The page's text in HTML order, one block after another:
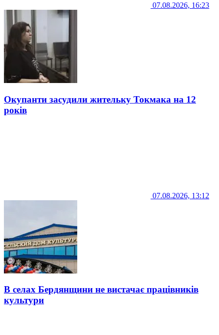
07.08.2026, 16:23
Окупанти засудили жительку Токмака на 12
років
07.08.2026, 13:12
В селах Бердянщини не вистачає працівників
культури